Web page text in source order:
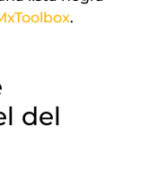
.
del